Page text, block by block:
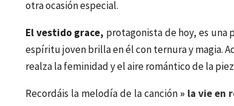
otra ocasión especial.
El vestido grace, protagonista de hoy, es una
espíritu joven brilla en él con ternura y magia.
realza la feminidad y el aire romántico de la
Recordáis la melodía de la canción » la vie en